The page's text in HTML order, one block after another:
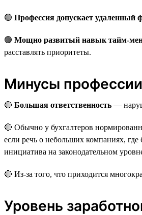
🟢 Профессия допускает удаленный
🟢 Мощно развитый навык тайм-
расставлять приоритеты.
Минусы профессии
🔴 Большая ответственность —
🔴 Обычно у бухгалтеров
если речь о небольших компаниях, где
инициатива на законодательном
🔴 Из-за того, что приходится
Уровень